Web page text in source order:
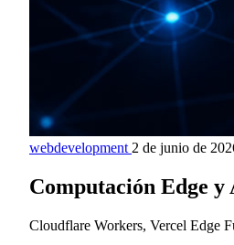
webdevelopment 2 de junio de
Computación Edge
Cloudflare Workers, Vercel Edge